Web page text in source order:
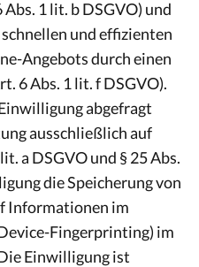
1 lit. b DSGVO) und
und effizienten
Angebots durch einen
6 Abs. 1 lit. f DSGVO).
abgefragt
ausschließlich auf
a DSGVO und § 25 Abs.
die Speicherung von
Informationen im
Fingerprinting) im
Einwilligung ist